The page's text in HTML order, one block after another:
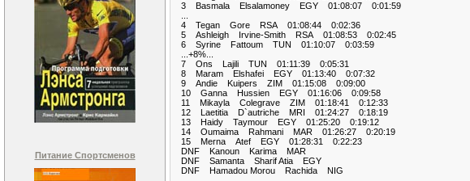
Питание Спортсменов
3 Basmala Elsalamoney EGY 01:08:07 0:01:59
4 Tegan Gore RSA 01:08:44 0:02:36
5 Ashleigh Irvine-Smith RSA 01:08:53 0:02:45
6 Syrine Fattoum TUN 01:10:07 0:03:59
...+8%...
7 Ons Lajili TUN 01:11:39 0:05:31
8 Maram Elshafei EGY 01:13:40 0:07:32
9 Andie Kuipers ZIM 01:15:08 0:09:00
10 Ganna Hussien EGY 01:16:06 0:09:58
11 Mikayla Colegrave ZIM 01:18:41 0:12:33
12 Laetitia D`autriche MRI 01:24:27 0:18:19
13 Haidy Taymour EGY 01:25:20 0:19:12
14 Oumaima Rahmani MAR 01:26:27 0:20:19
15 Merna Atef EGY 01:28:31 0:22:23
DNF Kanoun Karima MAR
DNF Samanta Sharif Atia EGY
DNF Hamadou Morou Rachida NIG